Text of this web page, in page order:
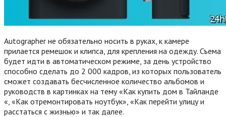
Autographer не обязательно носить в руках, к камере
прилается ремешок и клипса, для крепления на одежду. Съема
будет идти в автоматическом режиме, за день устройство
способно сделать до 2 000 кадров, из которых пользователь
сможет создавать бесчисленное количество альбомов и
руководств в картинках на тему «Как купить дом в Тайланде
«, «Как отремонтировать ноутбук», «Как перейти улицу и
расстаться с жизнью» и так далее.